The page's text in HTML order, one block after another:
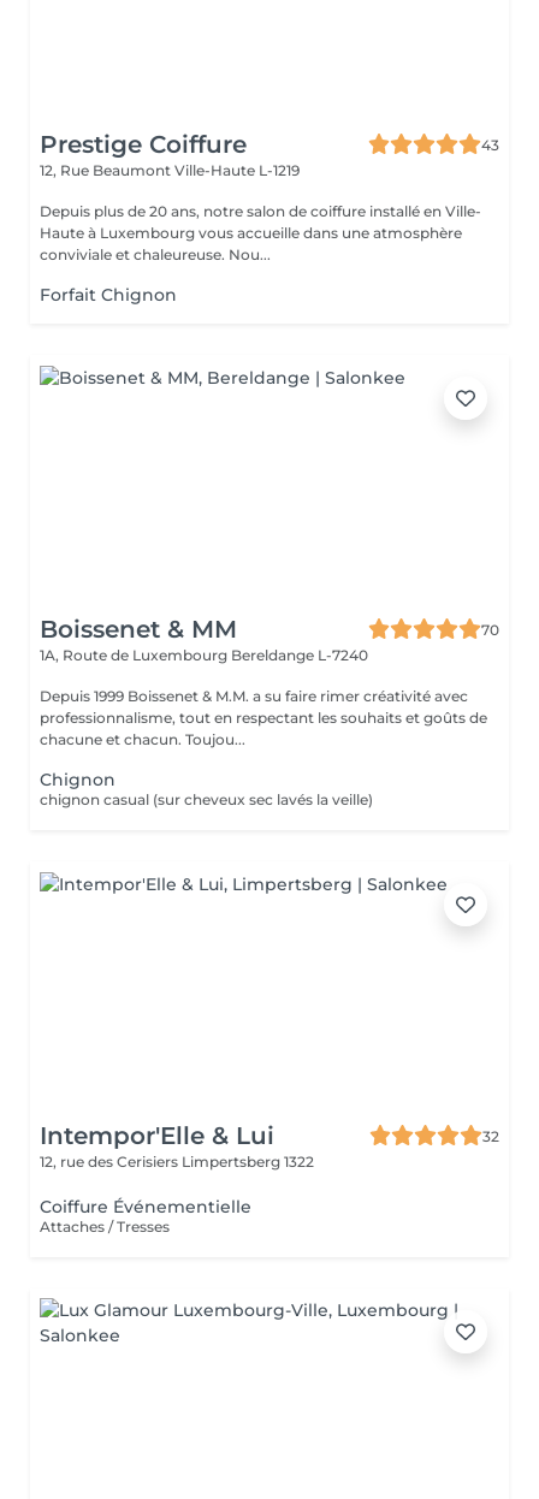
Prestige Coiffure
43
12, Rue Beaumont Ville-Haute L-1219
Depuis plus de 20 ans, notre salon de coiffure installé en Ville-
Haute à Luxembourg vous accueille dans une atmosphère
conviviale et chaleureuse. Nou...
Forfait Chignon
Boissenet & MM
70
1A, Route de Luxembourg Bereldange L-7240
Depuis 1999 Boissenet & M.M. a su faire rimer créativité avec
professionnalisme, tout en respectant les souhaits et goûts de
chacune et chacun. Toujou...
Chignon
chignon casual (sur cheveux sec lavés la veille)
Intempor'Elle & Lui
32
12, rue des Cerisiers Limpertsberg 1322
Coiffure Événementielle
Attaches / Tresses